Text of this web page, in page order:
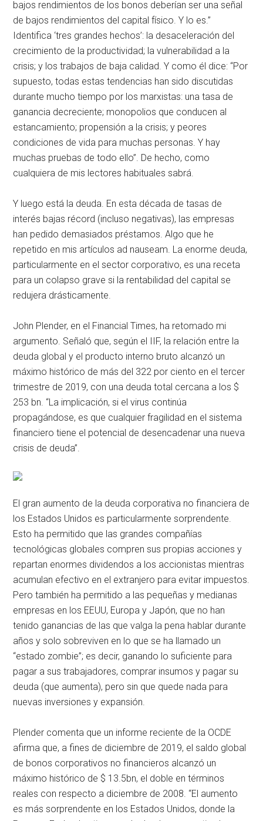
bajos rendimientos de los bonos deberían ser una señal
de bajos rendimientos del capital físico. Y lo es.”
Identifica ‘tres grandes hechos’: la desaceleración del
crecimiento de la productividad; la vulnerabilidad a la
crisis; y los trabajos de baja calidad. Y como él dice: “Por
supuesto, todas estas tendencias han sido discutidas
durante mucho tiempo por los marxistas: una tasa de
ganancia decreciente; monopolios que conducen al
estancamiento; propensión a la crisis; y peores
condiciones de vida para muchas personas. Y hay
muchas pruebas de todo ello”. De hecho, como
cualquiera de mis lectores habituales sabrá.
Y luego está la deuda. En esta década de tasas de
interés bajas récord (incluso negativas), las empresas
han pedido demasiados préstamos. Algo que he
repetido en mis artículos ad nauseam. La enorme deuda,
particularmente en el sector corporativo, es una receta
para un colapso grave si la rentabilidad del capital se
redujera drásticamente.
John Plender, en el Financial Times, ha retomado mi
argumento. Señaló que, según el IIF, la relación entre la
deuda global y el producto interno bruto alcanzó un
máximo histórico de más del 322 por ciento en el tercer
trimestre de 2019, con una deuda total cercana a los $
253 bn. “La implicación, si el virus continúa
propagándose, es que cualquier fragilidad en el sistema
financiero tiene el potencial de desencadenar una nueva
crisis de deuda”.
El gran aumento de la deuda corporativa no financiera de
los Estados Unidos es particularmente sorprendente.
Esto ha permitido que las grandes compañías
tecnológicas globales compren sus propias acciones y
repartan enormes dividendos a los accionistas mientras
acumulan efectivo en el extranjero para evitar impuestos.
Pero también ha permitido a las pequeñas y medianas
empresas en los EEUU, Europa y Japón, que no han
tenido ganancias de las que valga la pena hablar durante
años y solo sobreviven en lo que se ha llamado un
“estado zombie”; es decir, ganando lo suficiente para
pagar a sus trabajadores, comprar insumos y pagar su
deuda (que aumenta), pero sin que quede nada para
nuevas inversiones y expansión.
Plender comenta que un informe reciente de la OCDE
afirma que, a fines de diciembre de 2019, el saldo global
de bonos corporativos no financieros alcanzó un
máximo histórico de $ 13.5bn, el doble en términos
reales con respecto a diciembre de 2008. “El aumento
es más sorprendente en los Estados Unidos, donde la